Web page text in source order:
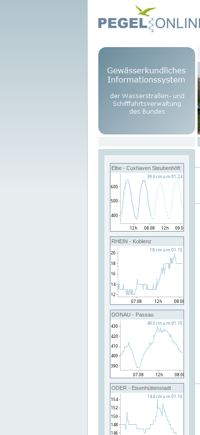
Elbe - Cuxhaven Steubenhöft
RHEIN - Koblenz
DONAU - Passau
ODER - Eisenhüttenstadt